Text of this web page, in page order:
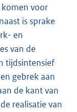
voor
is sprake
en
van de
tijdsintensief
gebrek aan
de kant van
realisatie van